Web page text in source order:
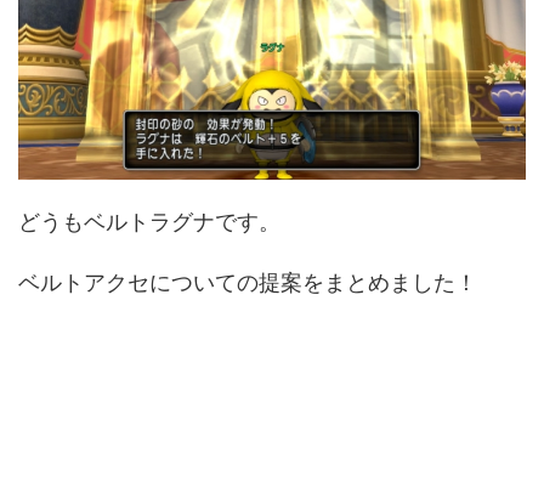
どうもベルトラグナです。
ベルトアクセについての提案をまとめました！